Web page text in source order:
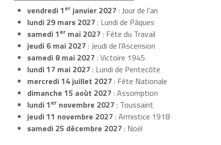
vendredi 1er janvier 2027: Jour de l'an
lundi 29 mars 2027: Lundi de Pâques
samedi 1er mai 2027: Fête du Travail
jeudi 6 mai 2027: Jeudi de l'Ascension
samedi 8 mai 2027: Victoire 1945
lundi 17 mai 2027: Lundi de Pentecôte
mercredi 14 juillet 2027: Fête Nationale
dimanche 15 août 2027: Assomption
lundi 1er novembre 2027: Toussaint
jeudi 11 novembre 2027: Armistice 1918
samedi 25 décembre 2027: Noël